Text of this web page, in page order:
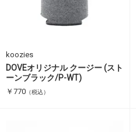
koozies
DOVEオリジナル クージー (スト
ーンブラック/P-WT)
￥770 （税込）